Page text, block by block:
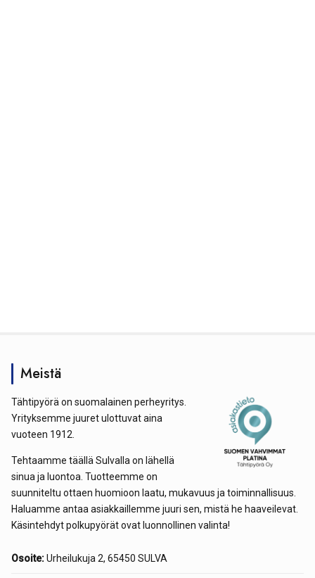
Meistä
Tähtipyörä on suomalainen perheyritys.
Yrityksemme juuret ulottuvat aina
vuoteen 1912.
Tehtaamme täällä Sulvalla on lähellä
sinua ja luontoa. Tuotteemme on
suunniteltu ottaen huomioon laatu, mukavuus ja toiminnallisuus.
Haluamme antaa asiakkaillemme juuri sen, mistä he haaveilevat.
Käsintehdyt polkupyörät ovat luonnollinen valinta!
Osoite:Urheilukuja 2, 65450 SULVA